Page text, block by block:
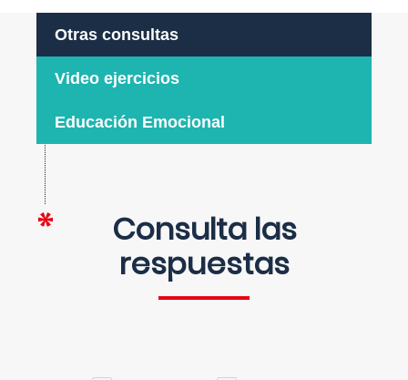
Otras consultas
Video ejercicios
Educación Emocional
Consulta las
respuestas